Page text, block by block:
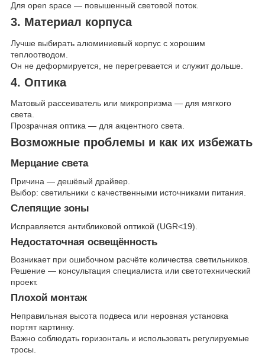
Для open space — повышенный световой поток.
3. Материал корпуса
Лучше выбирать алюминиевый корпус с хорошим
теплоотводом.
Он не деформируется, не перегревается и служит дольше.
4. Оптика
Матовый рассеиватель или микропризма — для мягкого
света.
Прозрачная оптика — для акцентного света.
Возможные проблемы и как их избежать
Мерцание света
Причина — дешёвый драйвер.
Выбор: светильники с качественными источниками питания.
Слепящие зоны
Исправляется антибликовой оптикой (UGR<19).
Недостаточная освещённость
Возникает при ошибочном расчёте количества светильников.
Решение — консультация специалиста или светотехнический
проект.
Плохой монтаж
Неправильная высота подвеса или неровная установка
портят картинку.
Важно соблюдать горизонталь и использовать регулируемые
тросы.